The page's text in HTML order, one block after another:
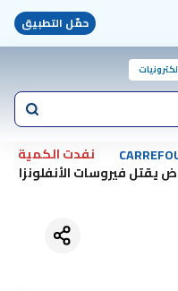
حمّل التطبيق
نفدت الكمية
يقتل فيروسات الأنفلونزا